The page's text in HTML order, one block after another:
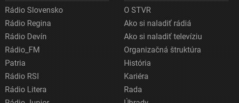
Rádio Slovensko
Rádio Regina
Rádio Devín
Rádio_FM
Patria
Rádio RSI
Rádio Litera
O STVR
Ako si naladiť rádiá
Ako si naladiť televíziu
Organizačná štruktúra
História
Kariéra
Rada